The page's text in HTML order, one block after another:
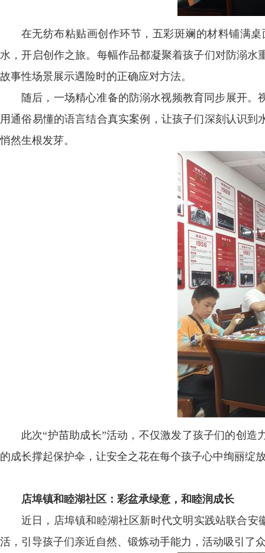
在无纺布粘贴画创作环节，五彩斑斓的材料铺满
水，开启创作之旅。每幅作品都凝聚着孩子们对防溺
故事性场景展示遇险时的正确应对方法。
随后，一场精心准备的防溺水视频教育同步展开
用通俗易懂的语言结合真实案例，让孩子们深刻认识
悄然生根发芽。
此次“护苗助成长”活动，不仅激发了孩子们的创
的成长撑起保护伞，让安全之花在每个孩子心中绚丽绽
店埠镇和睦湖社区：彩盆承绿意，和睦润成长
近日，店埠镇和睦湖社区新时代文明实践站联合
活，引导孩子们亲近自然、锻炼动手能力，活动吸引了